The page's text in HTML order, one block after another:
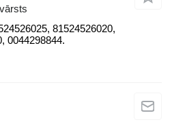
81524526020,
0044298844.